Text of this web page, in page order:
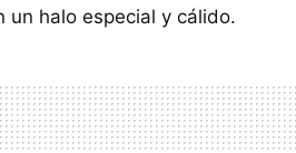
un halo especial y cálido.